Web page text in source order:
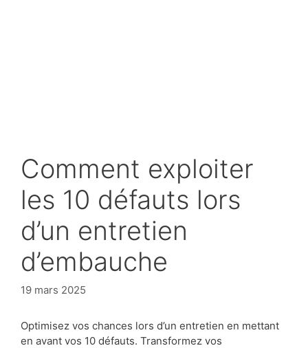
Comment exploiter
les 10 défauts lors
d’un entretien
d’embauche
19 mars 2025
Optimisez vos chances lors d’un entretien en mettant
en avant vos 10 défauts. Transformez vos